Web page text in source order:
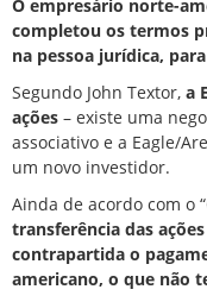
O empresário norte-
completou os termos
na pessoa jurídica,
Segundo John Textor, a
ações – existe uma
associativo e a Eagle/
um novo investidor.
Ainda de acordo com o
transferência das
contrapartida o
americano, o que não